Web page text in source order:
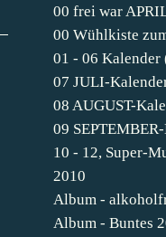
00 frei war
00 Wühlkiste
01 - 06 Kalender
07 JULI-
08 AUGUST-
09
10 - 12, Super-
2010
Album -
Album - Buntes